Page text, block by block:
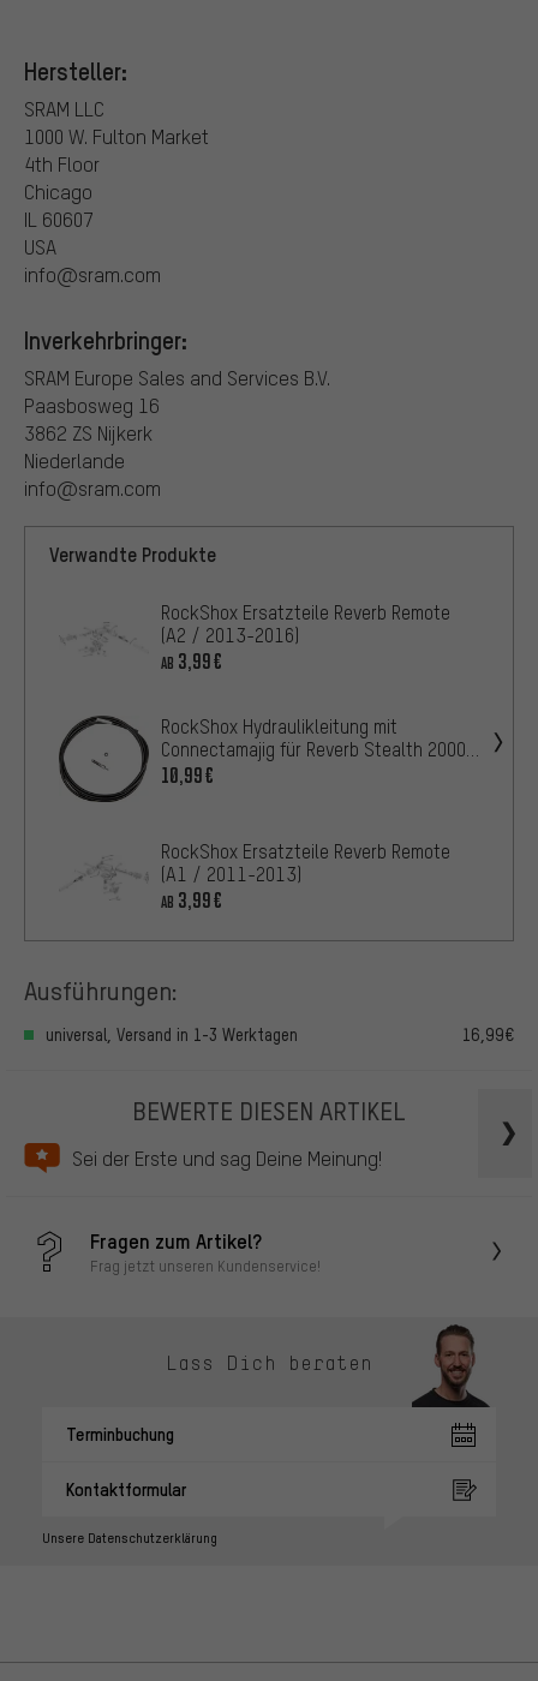
Hersteller:
SRAM LLC
1000 W. Fulton Market
4th Floor
Chicago
IL 60607
USA
info@sram.com
Inverkehrbringer:
SRAM Europe Sales and Services B.V.
Paasbosweg 16
3862 ZS Nijkerk
Niederlande
info@sram.com
Verwandte Produkte
RockShox Ersatzteile Reverb Remote
(A2 / 2013-2016)
AB 3,99€
RockShox Hydraulikleitung mit
Connectamajig für Reverb Stealth 2000
mm
10,99€
RockShox Ersatzteile Reverb Remote
(A1 / 2011-2013)
AB 3,99€
Ausführungen:
universal, Versand in 1-3 Werktagen 16,99€
BEWERTE DIESEN ARTIKEL
Sei der Erste und sag Deine Meinung!
Fragen zum Artikel?
Frag jetzt unseren Kundenservice!
Lass Dich beraten
Terminbuchung
Kontaktformular
Unsere Datenschutzerklärung